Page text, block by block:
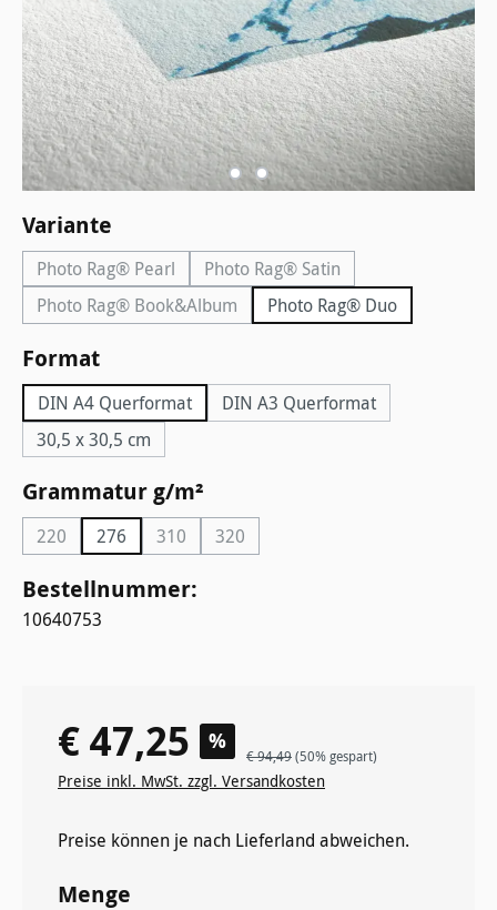
Variante
Photo Rag® Pearl(Diese Option ist zurzeit nicht verfügbar.)
Photo Rag® Satin(Diese Option ist zurzeit nicht
Photo Rag® Book&Album(Diese Option ist zurzeit nicht verfügbar.)
Photo Rag® Duo
Formatauswählen
DIN A4 Querformat
DIN A3 Querformat
30,5 x 30,5 cm
Grammatur g/m²
220(Diese Option ist zurzeit nicht verfügbar.)
276 310(Diese Option ist zurzeit nicht verfügbar.)
320(Diese Option ist zurzeit nicht
Bestellnummer:
10640753
Verkaufspreis:
€ 47,25 % Regulärer Preis:
€ 94,49(50% gespart)
Preise inkl. MwSt. zzgl. Versandkosten
Preise können je nach Lieferland abweichen.
Menge